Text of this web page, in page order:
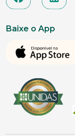
Baixe o App